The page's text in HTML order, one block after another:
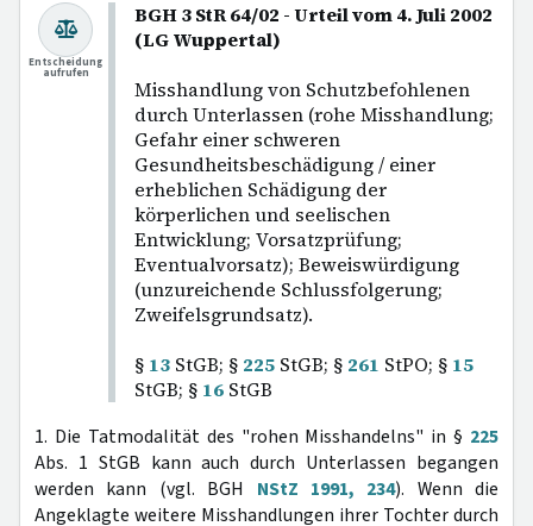
BGH 3 StR 64/02 - Urteil vom 4. Juli 2002
(LG Wuppertal)
Misshandlung von Schutzbefohlenen
durch Unterlassen (rohe Misshandlung;
Gefahr einer schweren
Gesundheitsbeschädigung / einer
erheblichen Schädigung der
körperlichen und seelischen
Entwicklung; Vorsatzprüfung;
Eventualvorsatz); Beweiswürdigung
(unzureichende Schlussfolgerung;
Zweifelsgrundsatz).
§ 13 StGB; § 225 StGB; § 261 StPO; § 15
StGB; § 16 StGB
Entscheidung
aufrufen
1. Die Tatmodalität des "rohen Misshandelns" in § 225
Abs. 1 StGB kann auch durch Unterlassen begangen
werden kann (vgl. BGH NStZ 1991, 234). Wenn die
Angeklagte weitere Misshandlungen ihrer Tochter durch